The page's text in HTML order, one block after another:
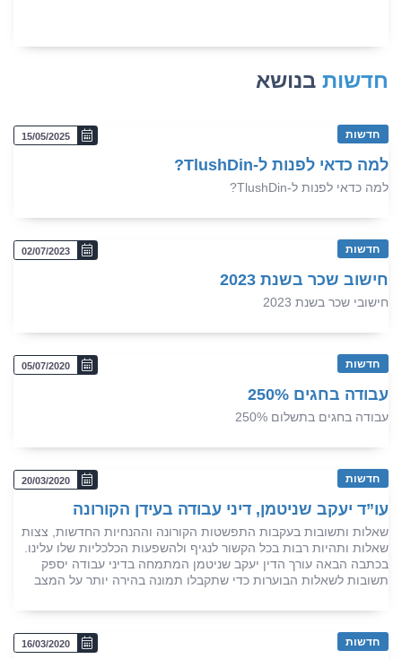
חדשות בנושא
15/05/2025 חדשות
למה כדאי לפנות ל-TlushDin?
למה כדאי לפנות ל-TlushDin?
02/07/2023 חדשות
חישוב שכר בשנת 2023
חישובי שכר בשנת 2023
05/07/2020 חדשות
עבודה בחגים 250%
עבודה בחגים בתשלום 250%
20/03/2020 חדשות
עו”ד יעקב שניטמן, דיני עבודה בעידן הקורונה
שאלות ותשובות בעקבות התפשטות הקורונה וההנחיות החדשות, צצות
שאלות ותהיות רבות בכל הקשור לנגיף ולהשפעות הכלכליות שלו עלינו.
בכתבה הבאה עורך הדין יעקב שניטמן המתמחה בדיני עבודה יספק
תשובות לשאלות הבוערות כדי שתקבלו תמונה בהירה יותר על המצב
16/03/2020 חדשות